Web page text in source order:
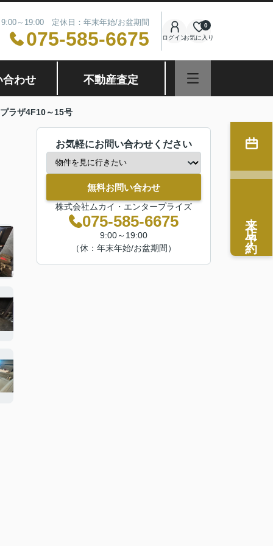
～19:00 定休日：年末年始/お盆期間
075-585-6675 ログインお気に入り
0
合わせ 不動産査定
ラザ4F10～15号
お気軽にお問い合わせください
無料お問い合わせ
株式会社ムカイ・エンタープライズ
075-585-6675
9:00～19:00
（休：年末年始/お盆期間）
来店予約